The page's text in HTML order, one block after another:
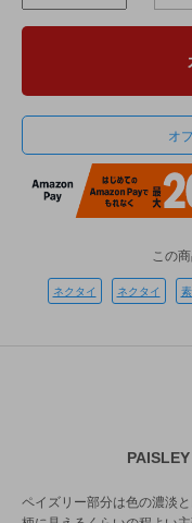
オ
この
ネクタイ ネクタイ
ペイズリー部分は色の濃淡